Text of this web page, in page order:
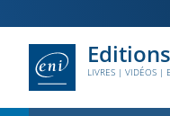
LIVRES | VIDÉOS |